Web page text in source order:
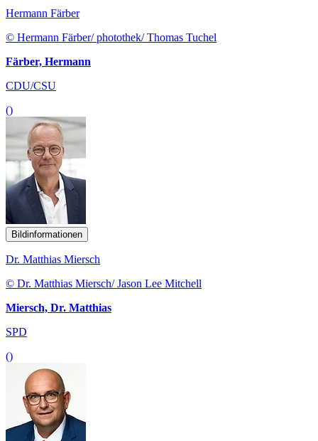
Hermann Färber
© Hermann Färber/ photothek/ Thomas Tuchel
Färber, Hermann
CDU/CSU
()
Bildinformationen
Dr. Matthias Miersch
© Dr. Matthias Miersch/ Jason Lee Mitchell
Miersch, Dr. Matthias
SPD
()